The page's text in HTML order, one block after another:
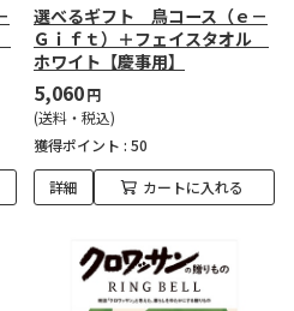
選べるギフト 鳥コース（ｅ－
Ｇｉｆｔ）＋フェイスタオル
ホワイト【慶事用】
5,060円
(送料・税込)
獲得ポイント : 50
詳細 カートに入れる